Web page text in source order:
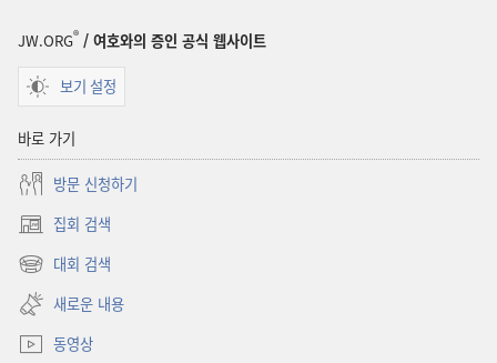
JW.ORG® / 여호와의 증인 공식 웹사이트
보기 설정
바로 가기
방문 신청하기
집회 검색
(새로운
창
대회 검색
(새로운
창
열기)
새로운 내용
동영상